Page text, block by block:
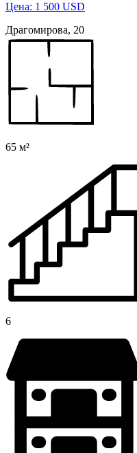
Цена: 1 500 USD
Драгомирова, 20
65 м²
6